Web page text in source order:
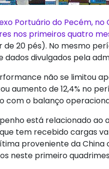
Portuário do Pecém,
nos primeiros quatro
20 pés). No mesmo
dados divulgados pela
não se limitou
aumento de 12,4% no
com o balanço
está relacionado ao
tem recebido cargas
proveniente da China
neste primeiro